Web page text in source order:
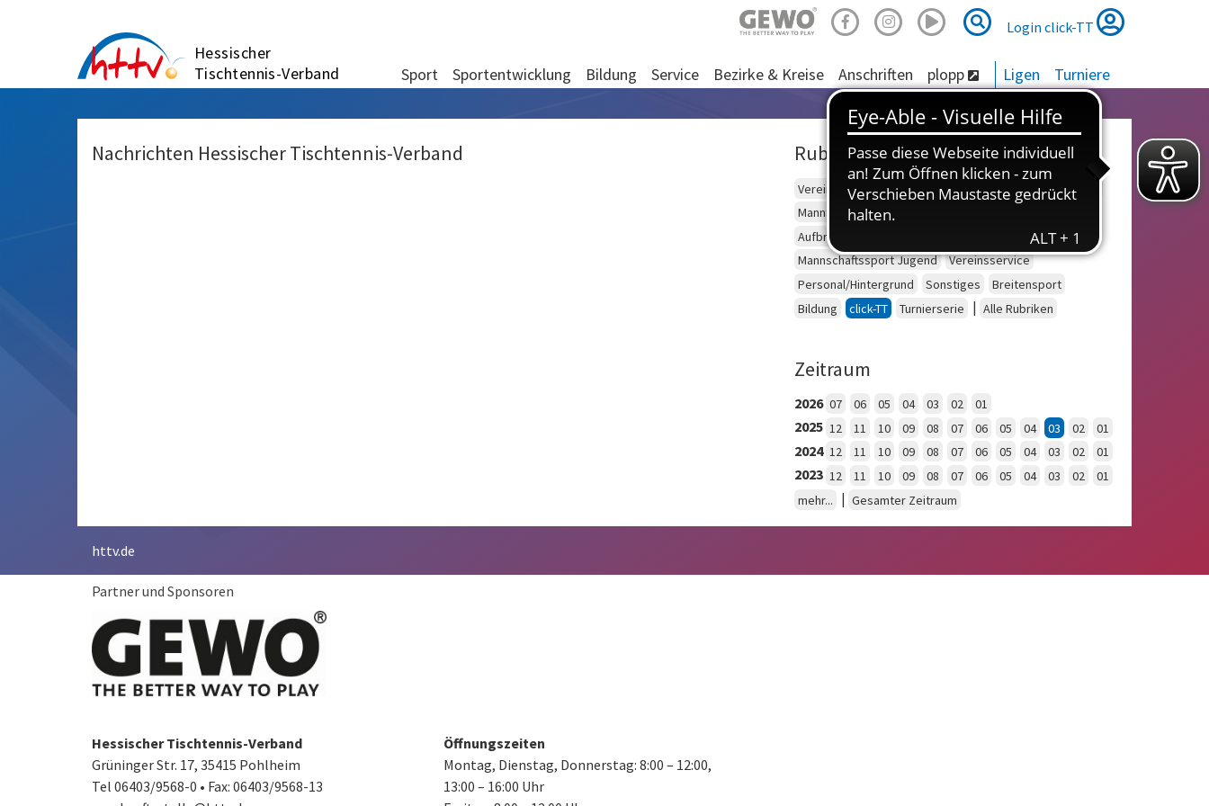
Hessischer
Tischtennis-Verband
Suche
Suche
Login click-TT
Sport Sportentwicklung Bildung Service Bezirke & Kreise Anschriften plopp Ligen Turniere
Nachrichten Hessischer Tischtennis-Verband Rubriken
Vereinsberatung Schulsport
Einzelsport Erwachsene
Mannschaftssport Erwachsene
Aufbruch
Mannschaftssport Jugend
Vereinsservice
Personal/Hintergrund
Sonstiges
Breitensport
Bildung
click-TT Turnierserie | Alle Rubriken
Zeitraum
2026 07 06 05 04 03 02 01
2025 12 11 10 09 08 07 06 05 04 03 02 01
2024 12 11 10 09 08 07 06 05 04 03 02 01
2023 12 11 10 09 08 07 06 05 04 03 02
01
mehr...
| Gesamter Zeitraum
httv.de
Partner und Sponsoren
Hessischer Tischtennis-Verband
Grüninger Str. 17, 35415 Pohlheim
Tel 06403/9568-0 • Fax: 06403/9568-13
Öffnungszeiten
Montag, Dienstag, Donnerstag: 8:00 – 12:00,
13:00 – 16:00 Uhr